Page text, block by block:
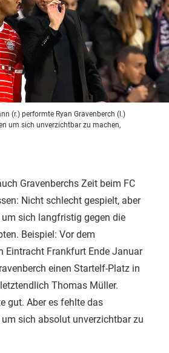
(r.) performte Ryan Gravenberch (l.)
um sich unverzichtbar zu machen,
Gravenberchs Zeit beim FC
Nicht schlecht gespielt, aber
sich langfristig gegen die
Beispiel: Vor dem
Eintracht Frankfurt Ende Januar
einen Startelf-Platz in
Thomas Müller.
gut. Aber es fehlte das
sich absolut unverzichtbar zu